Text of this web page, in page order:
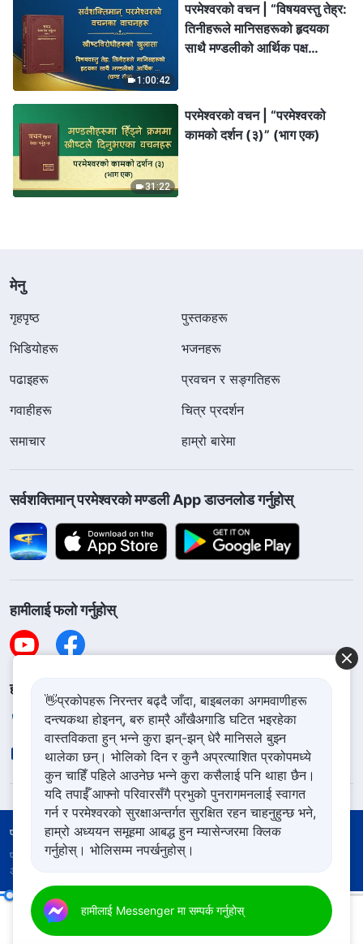
1:00:42
परमेश्‍वरको वचन | “विषयवस्तु तेह्र:
तिनीहरूले मानिसहरूको हृदयका
साथै मण्डलीको आर्थिक पक्ष
31:22
परमेश्‍वरको वचन | “परमेश्‍वरको
कामको दर्शन (३)” (भाग एक)
मेनु
गृहपृष्ठ
पुस्तकहरू
भिडियोहरू
भजनहरू
पढाइहरू
प्रवचन र सङ्गतिहरू
गवाहीहरू
चित्र प्रदर्शन
समाचार
हाम्रो बारेमा
सर्वशक्तिमान्‌ परमेश्‍वरको मण्डली App डाउनलोड गर्नुहोस्
हामीलाई फलो गर्नुहोस्
हामीलाई सम्पर्क गर्नुहोस
+977-981-140-9021
contact.ne@godfootsteps.org
प्रयोगका शर्तहरू गोपनीयता नीति आभार
कुकिज नीति
प्रतिलिपि अधिकार © २०२६सर्वशक्तिमान्‌ परमेश्‍वरको मण्डली
अधिकार सुरक्षित।
👋प्रकोपहरू निरन्तर बढ्दै जाँदा, बाइबलका अगमवाणीहरू
दन्त्यकथा होइनन्, बरु हाम्रै आँखैअगाडि घटित भइरहेका
वास्तविकता हुन् भन्ने कुरा झन्-झन् धेरै मानिसले बुझ्न
थालेका छन्। भोलिको दिन र कुनै अप्रत्याशित प्रकोपमध्ये
कुन चाहिँ पहिले आउनेछ भन्ने कुरा कसैलाई पनि थाहा छैन।
यदि तपाईँ आफ्नो परिवारसँगै प्रभुको पुनरागमनलाई स्वागत
गर्न र परमेश्‍वरको सुरक्षाअन्तर्गत सुरक्षित रहन चाहनुहुन्छ भने,
हाम्रो अध्ययन समूहमा आबद्ध हुन म्यासेन्जरमा क्लिक
गर्नुहोस्। भोलिसम्म नपर्खनुहोस्।
हामीलाई Messenger मा सम्पर्क गर्नुहोस्